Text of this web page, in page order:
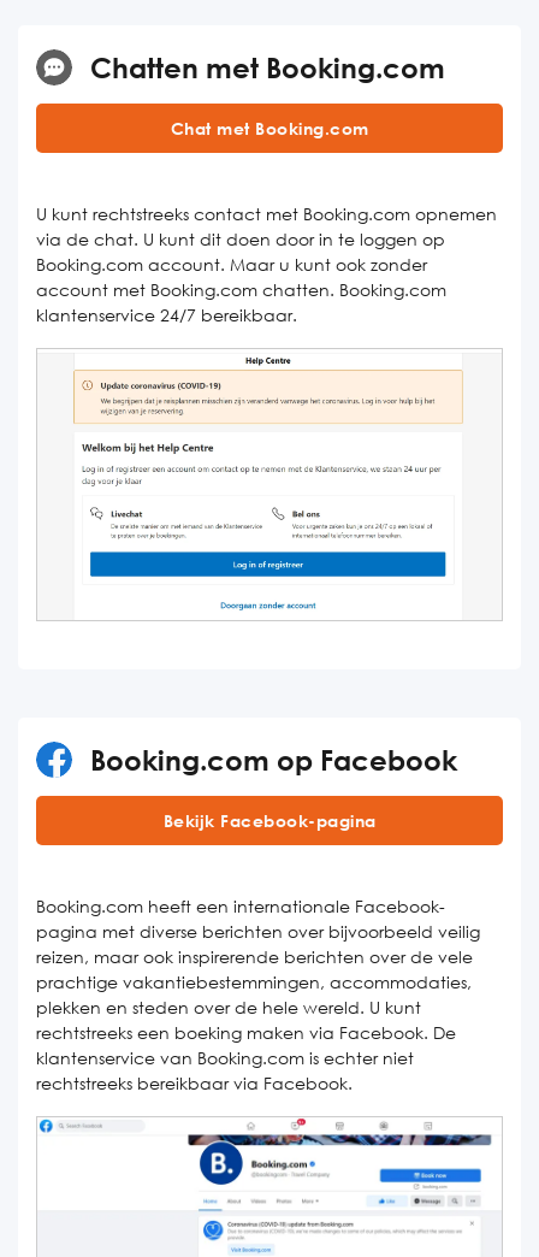
Chatten met Booking.com
Chat met Booking.com
U kunt rechtstreeks contact met Booking.com opnemen
via de chat. U kunt dit doen door in te loggen op
Booking.com account. Maar u kunt ook zonder
account met Booking.com chatten. Booking.com
klantenservice 24/7 bereikbaar.
Booking.com op Facebook
Bekijk Facebook-pagina
Booking.com heeft een internationale Facebook-
pagina met diverse berichten over bijvoorbeeld veilig
reizen, maar ook inspirerende berichten over de vele
prachtige vakantiebestemmingen, accommodaties,
plekken en steden over de hele wereld. U kunt
rechtstreeks een boeking maken via Facebook. De
klantenservice van Booking.com is echter niet
rechtstreeks bereikbaar via Facebook.